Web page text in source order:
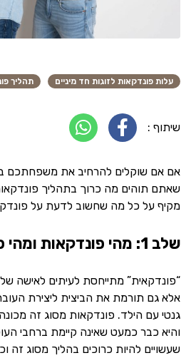
עלות פונדקאות לזוגות חד מיניים תהליך
שיתוף :
אם אם שוקלים להרחיב את משפחתכם
שאתם תוהים מה כרוך בתהליך
מקיף על כל מה שחשוב לדעת על
שלב 1: מהי פונדקאות ומהי פונדקאית?
“פונדקאית” מתייחסת לעיתים לאישה
אלא גם תורמת את הביצית ליצירת
גנטי עם הילד. פונדקאות מסוג זה
והיא כבר כמעט שאינה קיימת ברחבי
שעשויים להיות כרוכים בהליך מסוג זה